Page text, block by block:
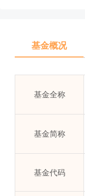
基金概况
基金全称
基金简称
基金代码